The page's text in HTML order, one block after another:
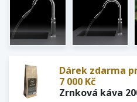
Dárek zdarma
7 000 Kč
Zrnková káva